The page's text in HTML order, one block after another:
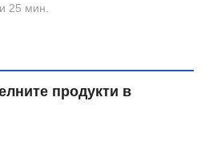
25 мин.
продукти в